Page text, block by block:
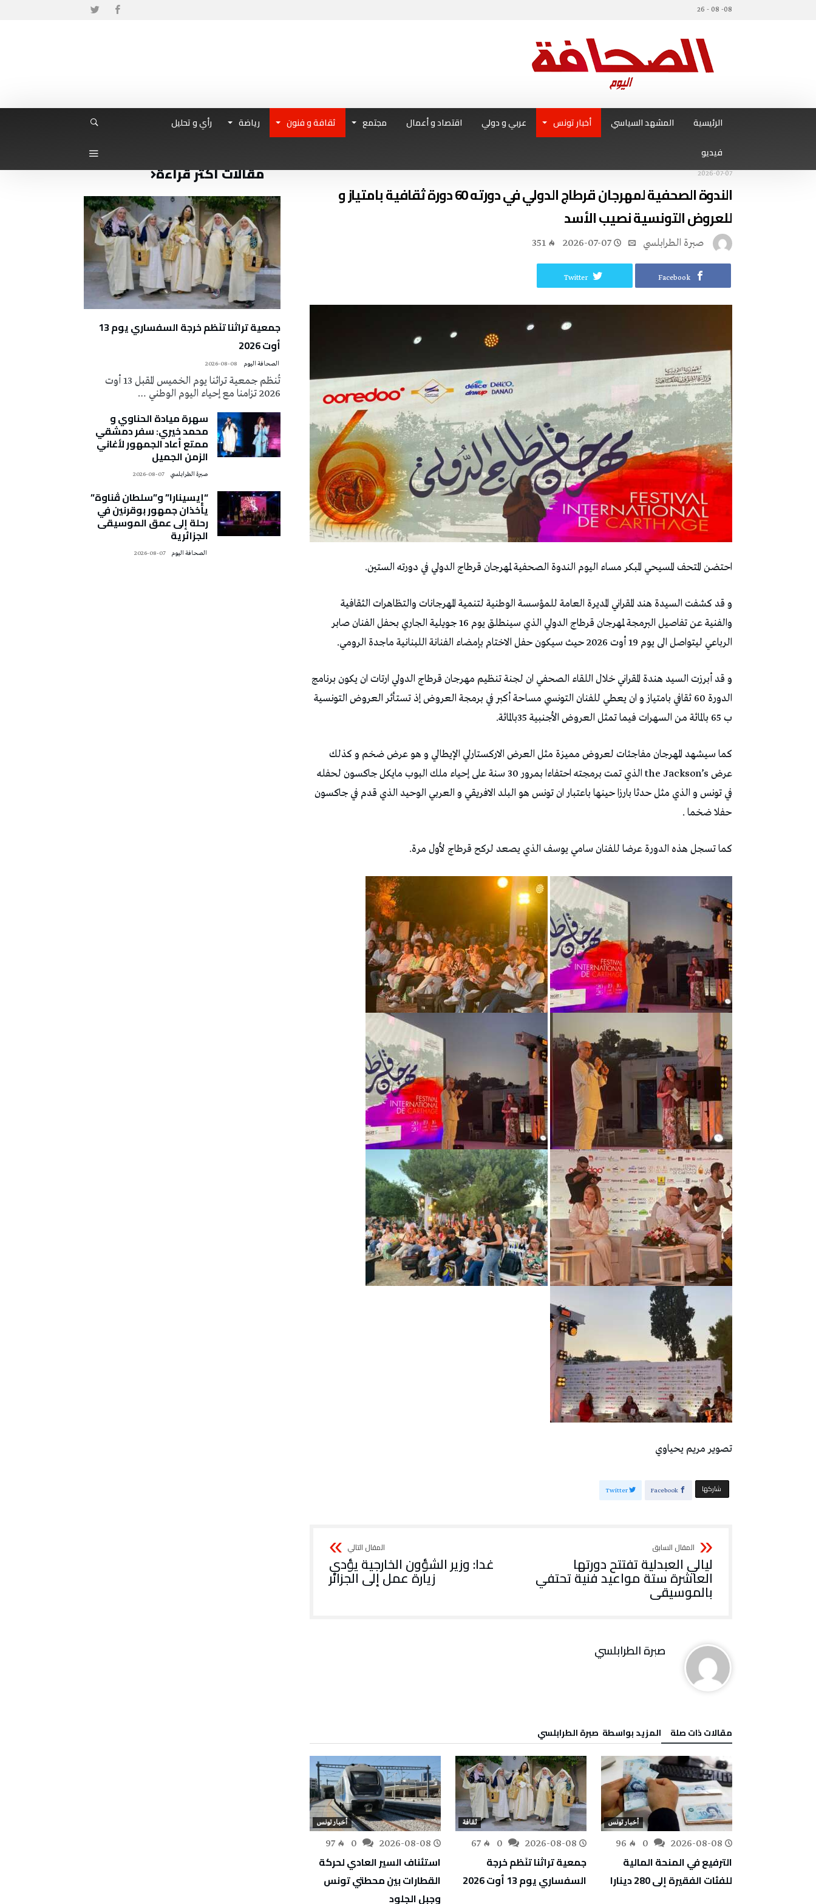
08- 08 - 26
الرئيسية المشهد السياسي أخبار تونس عربي و دولي اقتصاد و أعمال مجتمع ثقافة و فنون رياضة
رأي و تحليل
فيديو
2026-07-07
الندوة الصحفية لمهرجان قرطاج الدولي في دورته 60 دورة ثقافية بامتياز و
للعروض التونسية نصيب الأسد
صبرة الطرابلسي 2026-07-07
351
Facebook
Twitter
احتضن المتحف المسيحي المبكر مساء اليوم الندوة الصحفية لمهرجان قرطاج الدولي في دورته الستين.
و قد كشفت السيدة هند المقراني المديرة العامة للمؤسسة الوطنية لتنمية المهرجانات والتظاهرات الثقافية
والفنية عن تفاصيل البرمجة لمهرجان قرطاج الدولي الذي سينطلق يوم 16 جويلية الجاري بحفل الفنان صابر
الرباعي ليتواصل الى يوم 19 أوت 2026 حيث سيكون حفل الاختام بإمضاء الفنانة اللبنانية ماجدة الرومي.
و قد أبرزت السيد هندة المقراني خلال اللقاء الصحفي ان لجنة تنظيم مهرجان قرطاج الدولي ارتات ان يكون برنامج
الدورة 60 ثقافي بامتياز و ان يعطي للفنان التونسي مساحة أكبر في برمجة العروض إذ تستأثر العروض التونسية
ب 65 بالمائة من السهرات فيما تمثل العروض الأجنبية 35بالمائة.
كما سيشهد المهرجان مفاجئات لعروض مميزة مثل العرض الاركستارلي الإيطالي و هو عرض ضخم و كذلك
عرض the Jackson’s الذي تمت برمجته احتفاءا بمرور 30 سنة على إحياء ملك البوب مايكل جاكسون لحفله
في تونس و الذي مثل حدثا بارزا حينها باعتبار ان تونس هو البلد الافريقي و العربي الوحيد الذي قدم في جاكسون
حفلا ضخما .
كما تسجل هذه الدورة عرضا للفنان سامي يوسف الذي يصعد لركح قرطاج لأول مرة.
تصوير مريم يحياوي
‫‫ شاركها‬ Facebook
Twitter
‬بالموسيقى
غدا: وزير الشؤون الخارجية يؤدي
زيارة عمل إلى الجزائر
صبرة الطرابلسي
‫مقالات ذات صلة‬ ‫‫المزيد بواسطة‬ ‬ صبرة الطرابلسي
أخبار تونس
2026-08-08
96
الترفيع في المنحة المالية
للفئات الفقيرة إلى 280 دينارا
ثقافة
2026-08-08
67
جمعية تراثنا تنَظم خرجة
السفساري يوم 13 أوت 2026
أخبار تونس
2026-08-08
97
استئناف السير العادي لحركة
القطارات بين محطتي تونس
وجبل الجلود
مقالات أكثر قراءة
جمعية تراثنا تنَظم خرجة السفساري يوم 13
أوت 2026
2026-08-08
تُنظم جمعية تراثنا يوم الخميس المقبل 13 أوت
2026 تزامنا مع إحياء اليوم الوطني …
سهرة ميادة الحناوي و
محمد خيري: سفر دمشقي
ممتع أعاد الجمهور لأغاني
الزمن الجميل
صبرة الطرابلسي 2026-08-07
“إيسينارا” و”سلطان ڤناوة”
يأخذان جمهور بوقرنين في
رحلة إلى عمق الموسيقى
الجزائرية
2026-08-07